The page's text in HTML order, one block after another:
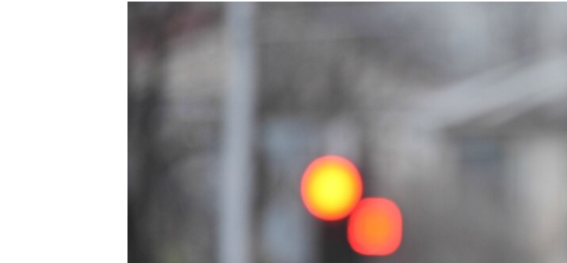
ПОДПИШИТЕСЬ НА РАССЫЛКУ